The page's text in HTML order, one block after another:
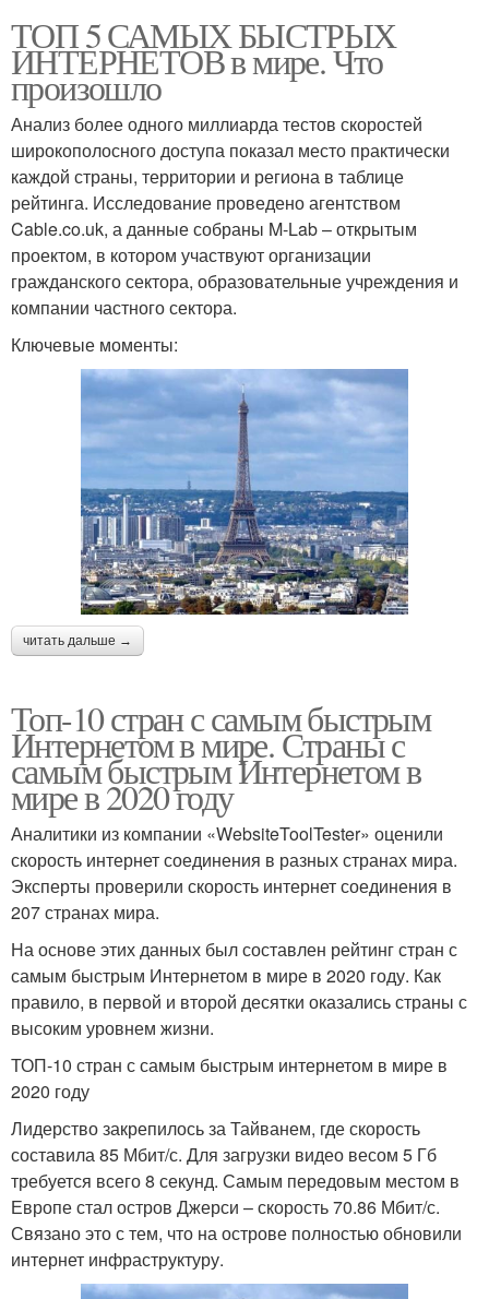
ТОП 5 САМЫХ БЫСТРЫХ
ИНТЕРНЕТОВ в мире. Что
произошло
Анализ более одного миллиарда тестов скоростей
широкополосного доступа показал место практически
каждой страны, территории и региона в таблице
рейтинга. Исследование проведено агентством
Cable.co.uk, а данные собраны M-Lab – открытым
проектом, в котором участвуют организации
гражданского сектора, образовательные учреждения и
компании частного сектора.
Ключевые моменты:
читать дальше →
Топ-10 стран с самым быстрым
Интернетом в мире. Страны с
самым быстрым Интернетом в
мире в 2020 году
Аналитики из компании «WebsiteToolTester» оценили
скорость интернет соединения в разных странах мира.
Эксперты проверили скорость интернет соединения в
207 странах мира.
На основе этих данных был составлен рейтинг стран с
самым быстрым Интернетом в мире в 2020 году. Как
правило, в первой и второй десятки оказались страны с
высоким уровнем жизни.
ТОП-10 стран с самым быстрым интернетом в мире в
2020 году
Лидерство закрепилось за Тайванем, где скорость
составила 85 Мбит/с. Для загрузки видео весом 5 Гб
требуется всего 8 секунд. Самым передовым местом в
Европе стал остров Джерси – скорость 70.86 Мбит/с.
Связано это с тем, что на острове полностью обновили
интернет инфраструктуру.